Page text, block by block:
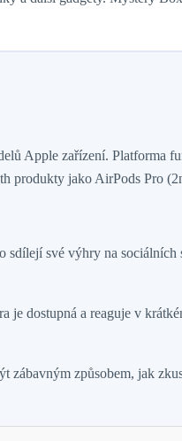
Apple zařízení. Platforma
produkty jako AirPods Pro
své výhry na
dostupná a reaguje v
zábavným způsobem, jak